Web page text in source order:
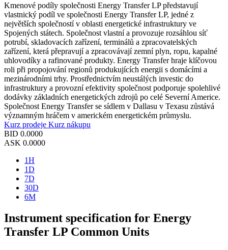
Kmenové podíly společnosti Energy Transfer LP představují
vlastnický podíl ve společnosti Energy Transfer LP, jedné z
největších společností v oblasti energetické infrastruktury ve
Spojených státech. Společnost vlastní a provozuje rozsáhlou síť
potrubí, skladovacích zařízení, terminálů a zpracovatelských
zařízení, která přepravují a zpracovávají zemní plyn, ropu, kapalné
uhlovodíky a rafinované produkty. Energy Transfer hraje klíčovou
roli při propojování regionů produkujících energii s domácími a
mezinárodními trhy. Prostřednictvím neustálých investic do
infrastruktury a provozní efektivity společnost podporuje spolehlivé
dodávky základních energetických zdrojů po celé Severní Americe.
Společnost Energy Transfer se sídlem v Dallasu v Texasu zůstává
významným hráčem v americkém energetickém průmyslu.
Kurz prodeje Kurz nákupu
BID 0.0000
ASK 0.0000
1H
1D
7D
30D
6M
Instrument specification for Energy
Transfer LP Common Units